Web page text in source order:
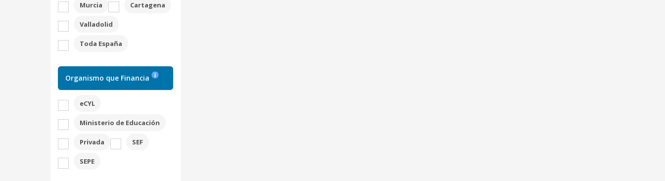
Murcia Cartagena
Valladolid
Toda España
Organismo que Financia
eCYL
Ministerio de Educación
Privada SEF
SEPE